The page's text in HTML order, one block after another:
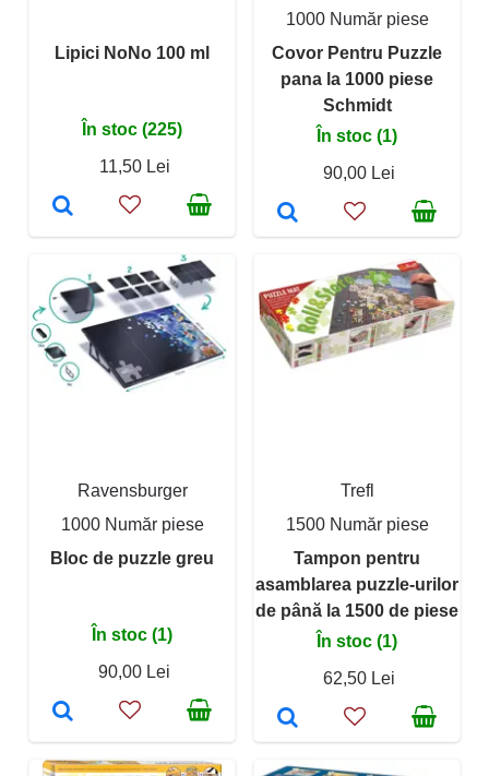
Lipici NoNo 100 ml
În stoc (225)
11,50 Lei
1000 Număr piese
Covor Pentru Puzzle
pana la 1000 piese
Schmidt
În stoc (1)
90,00 Lei
Ravensburger
1000 Număr piese
Bloc de puzzle greu
În stoc (1)
90,00 Lei
Trefl
1500 Număr piese
Tampon pentru
asamblarea puzzle-urilor
de până la 1500 de piese
În stoc (1)
62,50 Lei